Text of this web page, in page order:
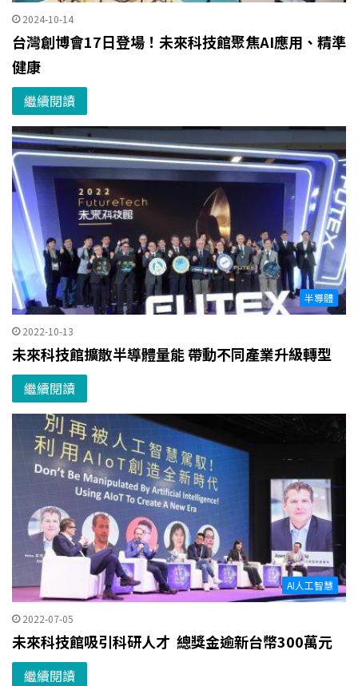
2024-10-14
台灣創博會17日登場！未來科技館聚焦AI應用、精準
健康
繼續閱讀
半導體
2022-10-13
未來科技館擴散半導體量能 帶動不同產業升級轉型
繼續閱讀
AI人工智慧
2022-07-05
未來科技館吸引科研人才 總獎金逾新台幣300萬元
繼續閱讀